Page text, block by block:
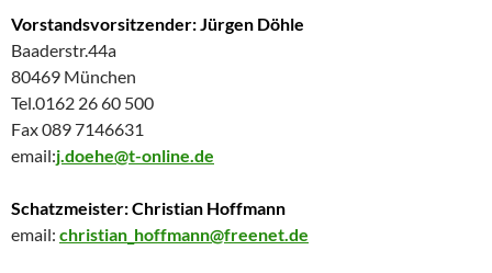
Vorstandsvorsitzender: Jürgen Döhle
Baaderstr.44a
80469 München
Tel.0162 26 60 500
Fax 089 7146631
email:j.doehe@t-online.de
Schatzmeister: Christian Hoffmann
email: christian_hoffmann@freenet.de